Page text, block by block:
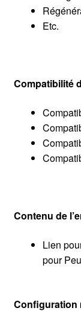
Etc.
Compatibilité
Contenu de
Lien
pour
Configuration